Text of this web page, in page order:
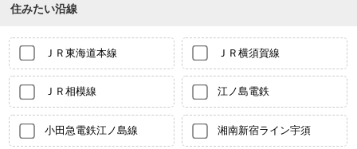
住みたい沿線
ＪＲ東海道本線 ＪＲ横須賀線
ＪＲ相模線 江ノ島電鉄
小田急電鉄江ノ島線 湘南新宿ライン宇須